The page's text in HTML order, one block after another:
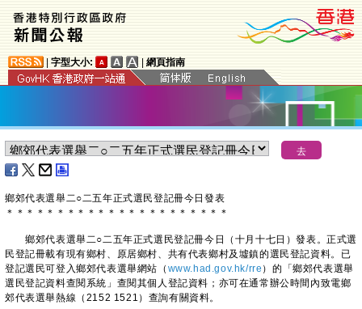
字型大小: 網頁指南
鄉郊代表選舉二○二五年正式選民登記冊今日發表
＊ ＊ ＊ ＊ ＊ ＊ ＊ ＊ ＊ ＊ ＊ ＊ ＊ ＊ ＊ ＊ ＊ ＊ ＊ ＊ ＊ ＊
​鄉郊代表選舉二○二五年正式選民登記冊今日（十月十七日）發表。正式選
民登記冊載有現有鄉村、原居鄉村、共有代表鄉村及墟鎮的選民登記資料。已
登記選民可登入鄉郊代表選舉網站（ www.had.gov.hk/rre ）的「鄉郊代表選舉
選民登記資料查閱系統」查閱其個人登記資料；亦可在通常辦公時間內致電鄉
郊代表選舉熱線（2152 1521）查詢有關資料。